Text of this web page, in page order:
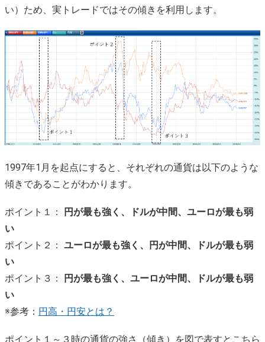
い）ため、実トレードではその傾きを利用します。
1997年1月を起点にすると、それぞれの通貨は以下のような
傾きであることがわかります。
ポイント１：
円が最も強く、ドルが中間、ユーロが最も弱
い
ポイント２： ユーロが最も強く、円が中間、ドルが最も弱
い
ポイント３：
円が最も強く、ユーロが中間、ドルが最も弱
い
※参考： 円高・円安とは？
ポイント１～３時の通貨の強さ（傾き）を図で表すとこちら